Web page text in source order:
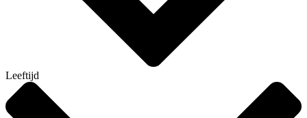
Leeftijd